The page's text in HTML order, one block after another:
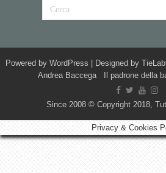
Powered by WordPress | Designed by
Andrea Baccega Il padrone della
Since 2008 © Copyright 2018,
Privacy & Cookies